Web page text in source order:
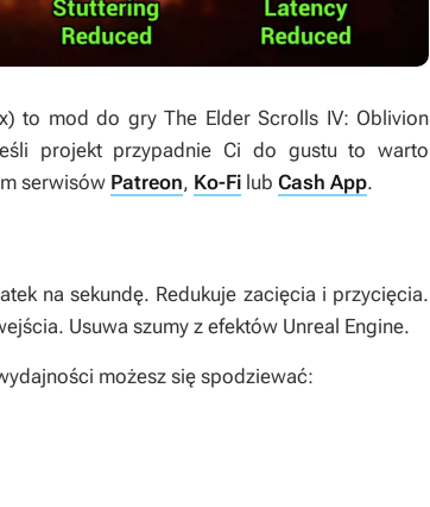
to mod do gryThe Elder Scrolls IV: Oblivion
projekt przypadnie Ci do gustu to warto
serwisów Patreon, Ko-Fi lub Cash App.
na sekundę. Redukuje zacięcia i przycięcia.
Usuwa szumy z efektów Unreal Engine.
możesz się spodziewać: